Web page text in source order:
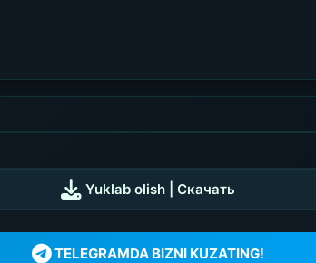
Yuklab olish | Скачать
TELEGRAMDA BIZNI KUZATING!